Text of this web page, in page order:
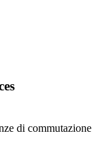
di commutazione